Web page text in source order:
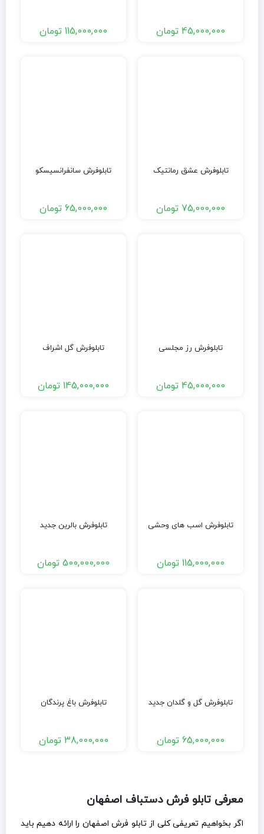
45,000,000 تومان 115,000,000 تومان
تابلوفرش عشق رمانتیک
75,000,000 تومان
تابلوفرش سانفرانسیسکو
65,000,000 تومان
تابلوفرش رز مجلسی
45,000,000 تومان
تابلوفرش گل اشراف
145,000,000 تومان
تابلوفرش اسب های وحشی
115,000,000 تومان
تابلوفرش بالرین جدید
500,000,000 تومان
تابلوفرش گل و گلدان جدید
65,000,000 تومان
تابلوفرش باغ پرندگان
38,000,000 تومان
معرفی تابلو فرش دستباف اصفهان
اگر بخواهیم تعریفی کلی از تابلو فرش اصفهان را ارائه دهیم باید